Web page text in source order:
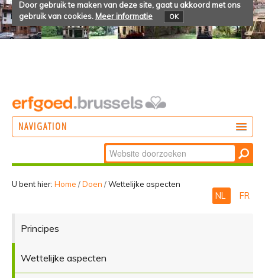
Door gebruik te maken van deze site, gaat u akkoord met ons
gebruik van cookies. Meer informatie OK
NAVIGATION
Zoek
Geavanceerd
zoeken...
U bent hier: Home /Doen /Wettelijke aspecten
NL FR
Principes
Wettelijke aspecten